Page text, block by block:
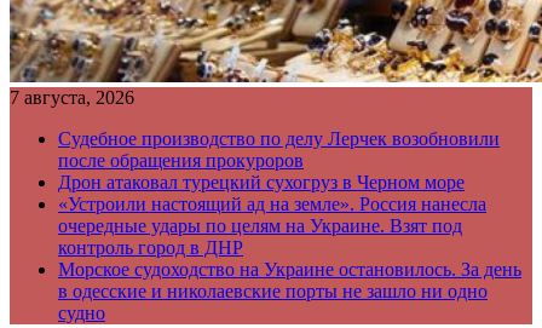
7 августа, 2026
Судебное производство по делу Лерчек возобновили
после обращения прокуроров
Дрон атаковал турецкий сухогруз в Черном море
«Устроили настоящий ад на земле». Россия нанесла
очередные удары по целям на Украине. Взят под
контроль город в ДНР
Морское судоходство на Украине остановилось. За день
в одесские и николаевские порты не зашло ни одно
судно